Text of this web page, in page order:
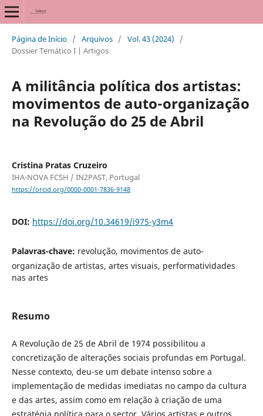
Página de Início / Arquivos / Vol. 43 (2024)
/
Dossier Temático I | Artigos
A militância política dos artistas:
movimentos de auto-organização
na Revolução do 25 de Abril
Cristina Pratas Cruzeiro
IHA-NOVA FCSH / IN2PAST, Portugal
https://orcid.org/0000-0001-7836-9148
DOI: https://doi.org/10.34619/i975-y3m4
Palavras-chave: revolução, movimentos de auto-
organização de artistas, artes visuais, performatividades
nas artes
Resumo
A Revolução de 25 de Abril de 1974 possibilitou a
concretização de alterações sociais profundas em Portugal.
Nesse contexto, deu-se um debate intenso sobre a
implementação de medidas imediatas no campo da cultura
e das artes, assim como em relação à criação de uma